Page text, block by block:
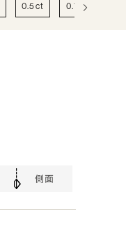
0.5ct 0.7ct
側面